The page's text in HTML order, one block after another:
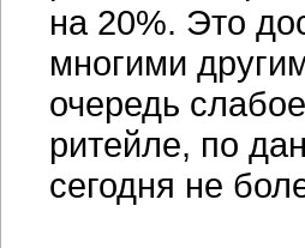
на 20%. Это
многими
очередь
ритейле, по
сегодня не